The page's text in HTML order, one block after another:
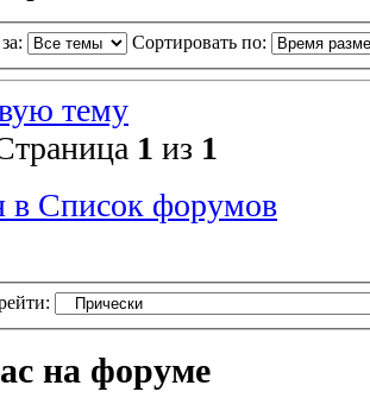
Сортировать по:
тему
1 из 1
в Список форумов
на форуме